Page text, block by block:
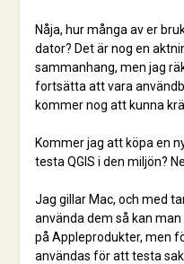
Nåja, hur många av er
dator? Det är nog en
sammanhang, men jag
fortsätta att vara
kommer nog att kunna
Kommer jag att köpa en
testa QGIS i den miljön?
Jag gillar Mac, och med
använda dem så kan
på Appleprodukter, men
användas för att testa